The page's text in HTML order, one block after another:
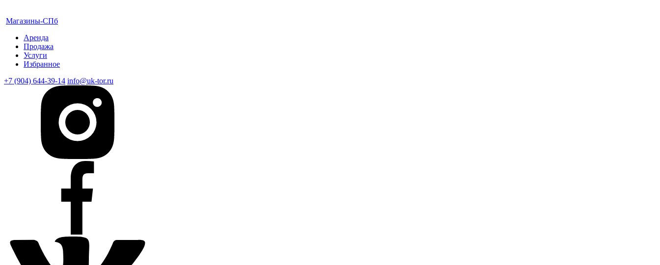
Магазины-СПб
Аренда
Продажа
Услуги
Избранное
+7 (904) 644-39-14 info@uk-tor.ru